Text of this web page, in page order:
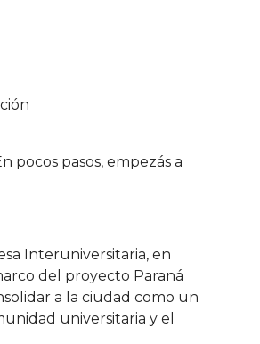
pocos pasos, empezás a
Interuniversitaria, en
del proyecto Paraná
a la ciudad como un
universitaria y el